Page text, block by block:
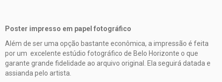
Poster impresso em papel fotográfico
Além de ser uma opção bastante econômica, a impressão é feita
por um excelente estúdio fotográfico de Belo Horizonte o que
garante grande fidelidade ao arquivo original. Ela seguirá datada e
assianda pelo artista.